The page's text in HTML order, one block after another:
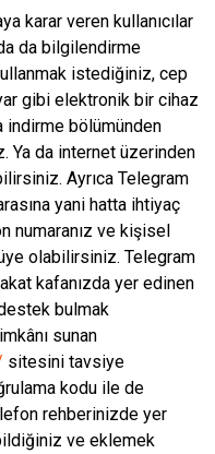
karar veren kullanıcılar
da bilgilendirme
istediğiniz, cep
gibi elektronik bir cihaz
indirme bölümünden
Ya da internet üzerinden
Ayrıca Telegram
yani hatta ihtiyaç
numaranız ve kişisel
olabilirsiniz. Telegram
kafanızda yer edinen
bulmak
sunan
sitesini tavsiye
kodu ile de
rehberinizde yer
ve eklemek